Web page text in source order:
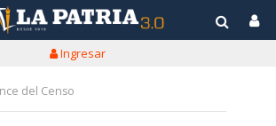
Ingresar
del Censo